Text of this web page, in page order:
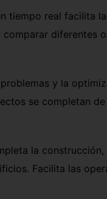
tiempo real facilita
diferentes
y la
se completan
la
Facilita las